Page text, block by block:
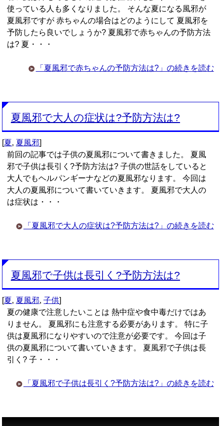
使っている人も多くなりました。 そんな夏になる風邪が
夏風邪ですが 赤ちゃんの場合はどのようにして 夏風邪を
予防したら良いでしょうか? 夏風邪で赤ちゃんの予防方法
は? 夏・・・
「夏風邪で赤ちゃんの予防方法は?」の続きを読む
夏風邪で大人の症状は?予防方法は?
[夏, 夏風邪]
前回の記事では子供の夏風邪について書きました。 夏風
邪で子供は長引く?予防方法は? 子供の世話をしていると
大人でもヘルパンギーナなどの夏風邪なります。 今回は
大人の夏風邪について書いていきます。 夏風邪で大人の
は症状は・・・
「夏風邪で大人の症状は?予防方法は?」の続きを読む
夏風邪で子供は長引く?予防方法は?
[夏, 夏風邪,子供]
夏の健康で注意したいことは 熱中症や食中毒だけではあ
りません。 夏風邪にも注意する必要があります。 特に子
供は夏風邪になりやすいので注意が必要です。 今回は子
供の夏風邪について書いていきます。 夏風邪で子供は長
引く? 子・・・
「夏風邪で子供は長引く?予防方法は?」の続きを読む